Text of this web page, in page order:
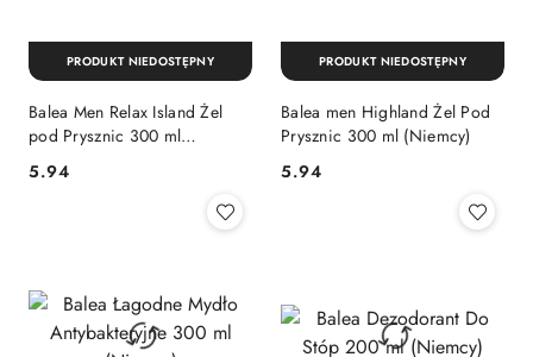
Balea Men Relax Island Żel
pod Prysznic 300 ml
Cena:
5.94
PRODUKT NIEDOSTĘPNY
Balea men Highland Żel Pod
Prysznic 300 ml (Niemcy)
Cena:
5.94
PRODUKT NIEDOSTĘPNY